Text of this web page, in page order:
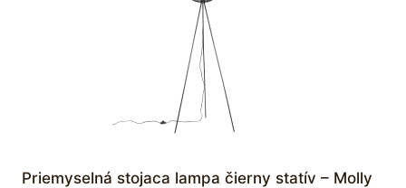
Priemyselná stojaca lampa čierny statív – Molly